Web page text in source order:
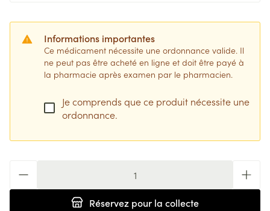
Informations importantes
Ce médicament nécessite une ordonnance valide. Il
ne peut pas être acheté en ligne et doit être payé à
la pharmacie après examen par le pharmacien.
Je comprends que ce produit nécessite une
ordonnance.
Réservez pour la collecte